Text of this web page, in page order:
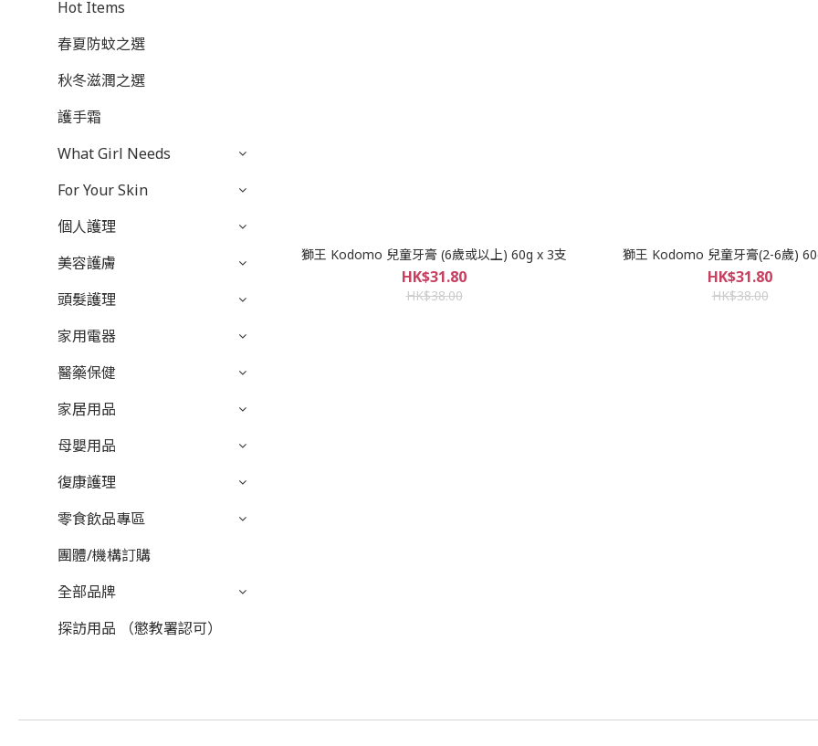
Hot Items
春夏防蚊之選
秋冬滋潤之選
護手霜
What Girl Needs
For Your Skin
個人護理
美容護膚
頭髮護理
家用電器
醫藥保健
家居用品
母嬰用品
復康護理
零食飲品專區
團體/機構訂購
全部品牌
探訪用品 （懲教署認可）
獅王 Kodomo 兒童牙膏 (6歲或以上) 60g x 3支
HK$31.80
HK$38.00
獅王 Kodomo 兒童牙膏(2-6歲)
HK$31.80
HK$38.00